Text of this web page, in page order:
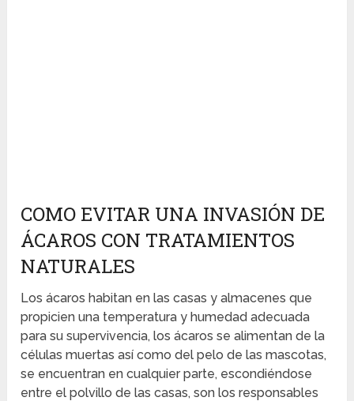
COMO EVITAR UNA INVASIÓN DE
ÁCAROS CON TRATAMIENTOS
NATURALES
Los ácaros habitan en las casas y almacenes que
propicien una temperatura y humedad adecuada
para su supervivencia, los ácaros se alimentan de la
células muertas así como del pelo de las mascotas,
se encuentran en cualquier parte, escondiéndose
entre el polvillo de las casas, son los responsables